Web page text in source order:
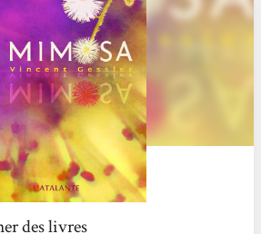
des livres